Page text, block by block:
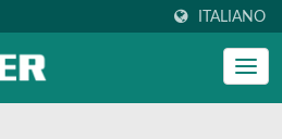
ITALIANO